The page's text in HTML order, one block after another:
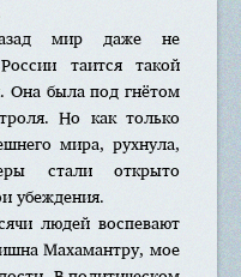
мир даже не
таится такой
Она была под гнётом
Но как только
мира, рухнула,
стали открыто
убеждения.
людей воспевают
Махамантру, мое